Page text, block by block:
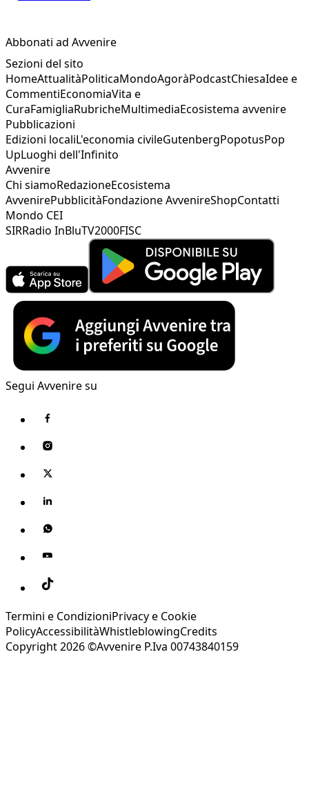
Abbonati ad Avvenire
Sezioni del sito
HomeAttualitàPoliticaMondoAgoràPodcastChiesaIdee e
CommentiEconomiaVita e
CuraFamigliaRubricheMultimediaEcosistema avvenire
Pubblicazioni
Edizioni localiL'economia civileGutenbergPopotusPop
UpLuoghi dell'Infinito
Avvenire
Chi siamoRedazioneEcosistema
AvvenirePubblicitàFondazione AvvenireShopContatti
Mondo CEI
SIRRadio InBluTV2000FISC
Segui Avvenire su
Termini e CondizioniPrivacy e Cookie
PolicyAccessibilitàWhistleblowingCredits
Copyright 2026 ©Avvenire P.Iva 00743840159